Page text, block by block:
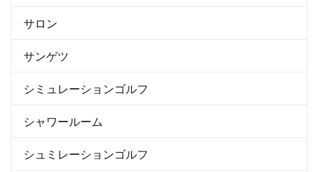
サロン
サンゲツ
シミュレーションゴルフ
シャワールーム
シュミレーションゴルフ